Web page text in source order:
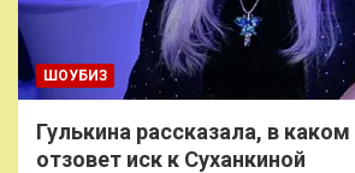
ШОУБИЗ
Гулькина рассказала, в
отзовет иск к Суханкиной